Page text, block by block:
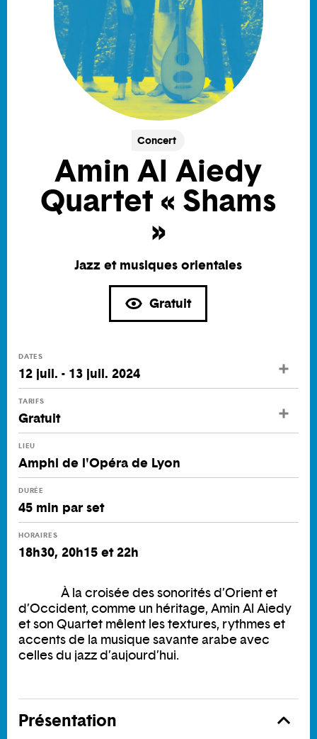
Concert
Amin Al Aiedy
Quartet « Shams
»
Jazz et musiques orientales
Gratuit
DATES
12 juil. - 13 juil. 2024
TARIFS
Gratuit
LIEU
Amphi de l'Opéra de Lyon
DURÉE
45 min par set
HORAIRES
18h30, 20h15 et 22h
À la croisée des sonorités d’Orient et
d’Occident, comme un héritage, Amin Al Aiedy
et son Quartet mêlent les textures, rythmes et
accents de la musique savante arabe avec
celles du jazz d’aujourd’hui.
Présentation